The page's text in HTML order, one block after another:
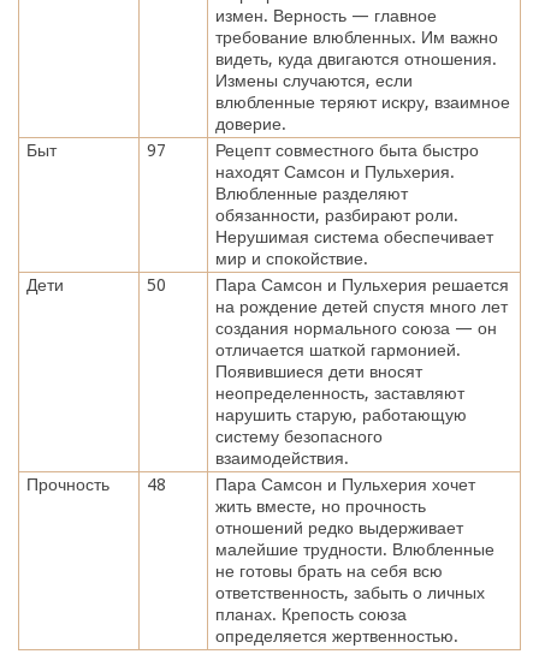
измен. Верность — главное
требование влюбленных. Им важно
видеть, куда двигаются отношения.
Измены случаются, если
влюбленные теряют искру, взаимное
доверие.
Быт
97
Рецепт совместного быта быстро
находят Самсон и Пульхерия.
Влюбленные разделяют
обязанности, разбирают роли.
Нерушимая система обеспечивает
мир и спокойствие.
Дети
50
Пара Самсон и Пульхерия решается
на рождение детей спустя много лет
создания нормального союза — он
отличается шаткой гармонией.
Появившиеся дети вносят
неопределенность, заставляют
нарушить старую, работающую
систему безопасного
взаимодействия.
Прочность
48
Пара Самсон и Пульхерия хочет
жить вместе, но прочность
отношений редко выдерживает
малейшие трудности. Влюбленные
не готовы брать на себя всю
ответственность, забыть о личных
планах. Крепость союза
определяется жертвенностью.